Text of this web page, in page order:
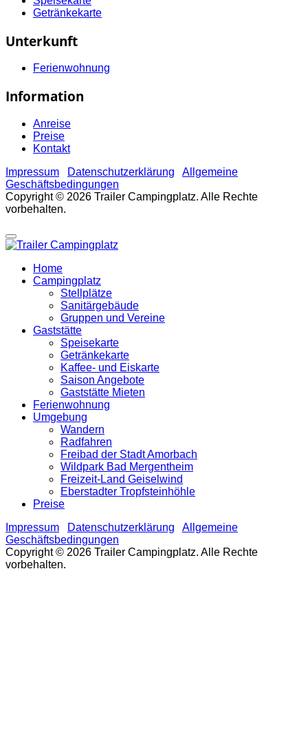
Getränkekarte
Unterkunft
Ferienwohnung
Information
Anreise
Preise
Kontakt
Impressum
Datenschutzerklärung
Allgemeine
Geschäftsbedingungen
Copyright © 2026 Trailer Campingplatz. Alle Rechte
vorbehalten.
Home
Campingplatz
Stellplätze
Sanitärgebäude
Gruppen und Vereine
Gaststätte
Speisekarte
Getränkekarte
Kaffee- und Eiskarte
Saison Angebote
Gaststätte Mieten
Ferienwohnung
Umgebung
Wandern
Radfahren
Freibad der Stadt Amorbach
Wildpark Bad Mergentheim
Freizeit-Land Geiselwind
Eberstadter Tropfsteinhöhle
Preise
Impressum
Datenschutzerklärung
Allgemeine
Geschäftsbedingungen
Copyright © 2026 Trailer Campingplatz. Alle Rechte
vorbehalten.